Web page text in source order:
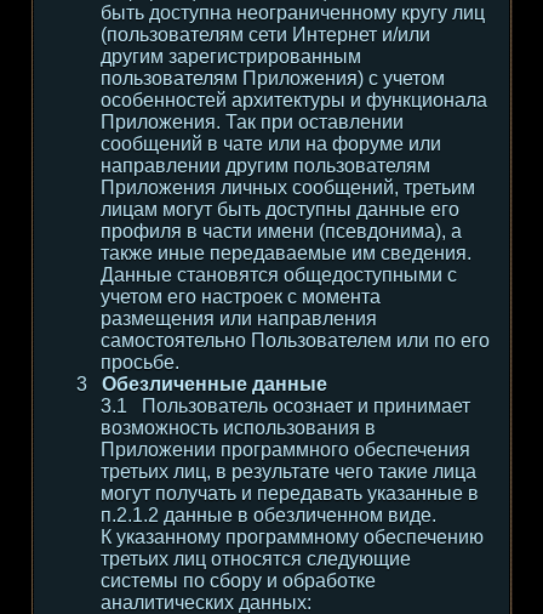
быть доступна неограниченному кругу лиц
(пользователям сети Интернет и/или
другим зарегистрированным
пользователям Приложения) с учетом
особенностей архитектуры и функционала
Приложения. Так при оставлении
сообщений в чате или на форуме или
направлении другим пользователям
Приложения личных сообщений, третьим
лицам могут быть доступны данные его
профиля в части имени (псевдонима), а
также иные передаваемые им сведения.
Данные становятся общедоступными с
учетом его настроек с момента
размещения или направления
самостоятельно Пользователем или по его
просьбе.
Обезличенные данные
Пользователь осознает и принимает
возможность использования в
Приложении программного обеспечения
третьих лиц, в результате чего такие лица
могут получать и передавать указанные в
п.2.1.2 данные в обезличенном виде.
К указанному программному обеспечению
третьих лиц относятся следующие
системы по сбору и обработке
аналитических данных: